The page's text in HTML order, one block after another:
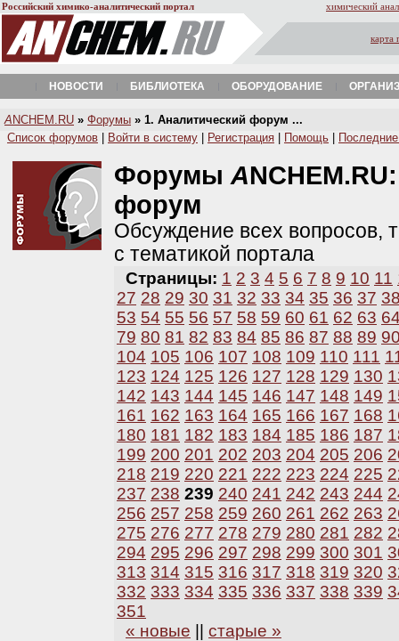
Российский химико-аналитический портал химический
карта
НОВОСТИ БИБЛИОТЕКА ОБОРУДОВАНИЕ
A NCHEM.RU » Форумы » 1. Аналитический форум ...
Список форумов
Войти в систему Регистрация Помощь
Форумы A
форум
Обсуждение всех вопросов,
с тематикой портала
Страницы: 1 2 3 4 5 6 7 8 9 10 11
27 28 29 30 31 32 33 34 35 36 37
53 54 55 56 57 58 59 60 61 62 63
79 80 81 82 83 84 85 86 87 88 89
104 105 106 107 108 109 110 111
123 124 125 126 127 128 129 130
142 143 144 145 146 147 148 149
161 162 163 164 165 166 167 168
180 181 182 183 184 185 186 187
199 200 201 202 203 204 205 206
218 219 220 221 222 223 224 225
237 238 239 240 241 242 243 244
256 257 258 259 260 261 262 263
275 276 277 278 279 280 281 282
294 295 296 297 298 299 300 301
313 314 315 316 317 318 319 320
332 333 334 335 336 337 338 339
351
« новые
старые »